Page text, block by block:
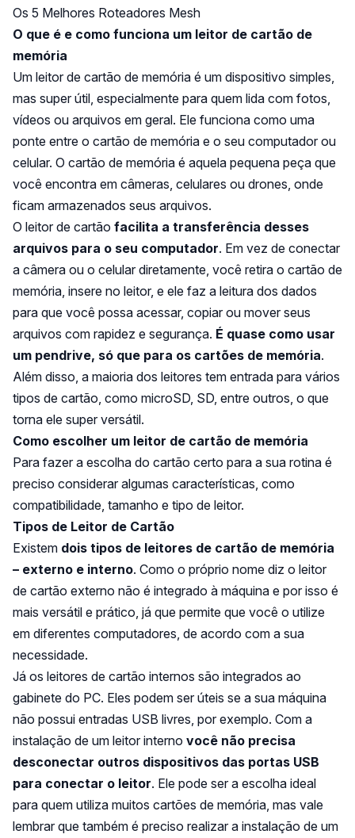
Os 5 Melhores Roteadores Mesh
O que é e como funciona um leitor de cartão de
memória
Um leitor de cartão de memória é um dispositivo simples,
mas super útil, especialmente para quem lida com fotos,
vídeos ou arquivos em geral. Ele funciona como uma
ponte entre o cartão de memória e o seu computador ou
celular. O cartão de memória é aquela pequena peça que
você encontra em câmeras, celulares ou drones, onde
ficam armazenados seus arquivos.
O leitor de cartão facilita a transferência desses
arquivos para o seu computador. Em vez de conectar
a câmera ou o celular diretamente, você retira o cartão de
memória, insere no leitor, e ele faz a leitura dos dados
para que você possa acessar, copiar ou mover seus
arquivos com rapidez e segurança. É quase como usar
um pendrive, só que para os cartões de memória.
Além disso, a maioria dos leitores tem entrada para vários
tipos de cartão, como microSD, SD, entre outros, o que
torna ele super versátil.
Como escolher um leitor de cartão de memória
Para fazer a escolha do cartão certo para a sua rotina é
preciso considerar algumas características, como
compatibilidade, tamanho e tipo de leitor.
Tipos de Leitor de Cartão
Existem dois tipos de leitores de cartão de memória
– externo e interno. Como o próprio nome diz o leitor
de cartão externo não é integrado à máquina e por isso é
mais versátil e prático, já que permite que você o utilize
em diferentes computadores, de acordo com a sua
necessidade.
Já os leitores de cartão internos são integrados ao
gabinete do PC. Eles podem ser úteis se a sua máquina
não possui entradas USB livres, por exemplo. Com a
instalação de um leitor interno você não precisa
desconectar outros dispositivos das portas USB
para conectar o leitor. Ele pode ser a escolha ideal
para quem utiliza muitos cartões de memória, mas vale
lembrar que também é preciso realizar a instalação de um